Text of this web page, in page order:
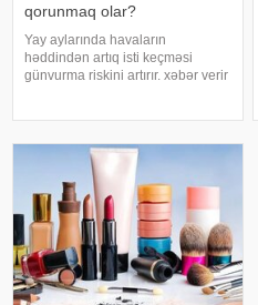
qorunmaq olar?
Yay aylarında havaların
həddindən artıq isti keçməsi
günvurma riskini artırır. xəbər verir
diqqətli olmalıdırlar.
Günvurmadan qorunma